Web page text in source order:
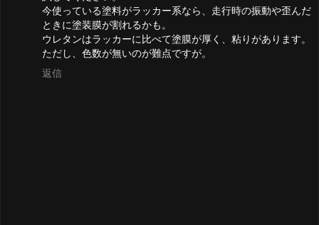
今使っている塗料がラッカー系なら、走行時の振動や歪んだ
ときに塗装膜が割れるかも。
ウレタンはラッカーに比べて塗膜が厚く、粘りがあります。
ただし、色数が無いのが難点ですが。
返信